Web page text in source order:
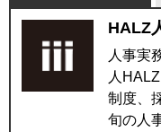
HALZ
人事実
人
制度、
旬の人